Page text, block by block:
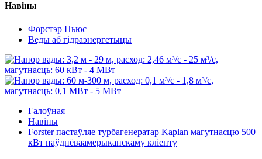
Навіны
Форстэр Ньюс
Веды аб гідраэнергетыцы
Галоўная
Навіны
Forster пастаўляе турбагенератар Kaplan магутнасцю 500
кВт паўднёваамерыканскаму кліенту